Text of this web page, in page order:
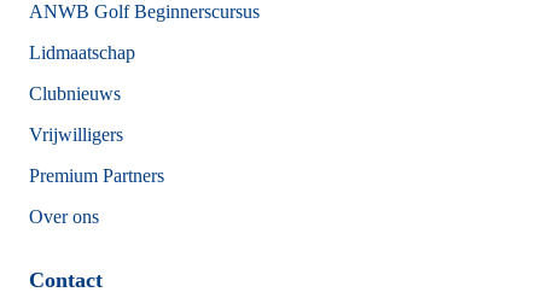
ANWB Golf Beginnerscursus
Lidmaatschap
Clubnieuws
Vrijwilligers
Premium Partners
Over ons
Contact